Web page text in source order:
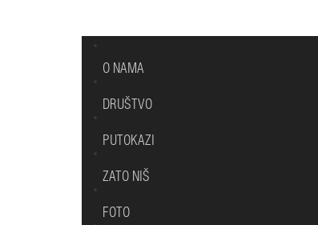
O NAMA
DRUŠTVO
PUTOKAZI
ZATO NIŠ
FOTO